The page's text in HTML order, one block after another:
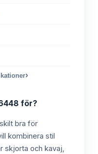
›
för?
bra för
kombinera stil
skjorta och kavaj,